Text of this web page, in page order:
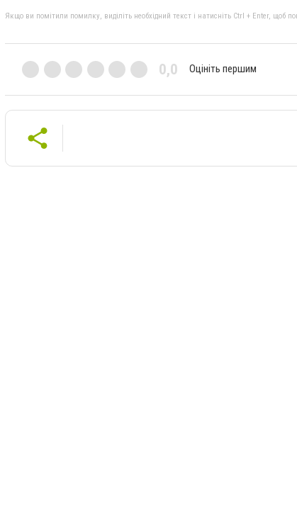
Якщо ви помітили помилку, виділіть необхідний текст і натисніть Ctrl + Enter, щоб
0,0 Оцініть першим